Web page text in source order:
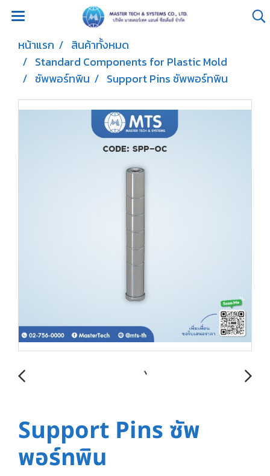
หน้าแรก
สินค้าทั้งหมด
Standard Components for Plastic Mold
ซัพพอร์ทพิน
Support Pins ซัพพอร์ทพิน
Support Pins ซัพ
พอร์ทพิน